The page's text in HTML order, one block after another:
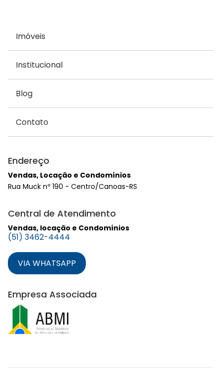
Imóveis
Institucional
Blog
Contato
Endereço
Vendas, Locação e Condomínios
Rua Muck nº 190 - Centro/Canoas-RS
Central de Atendimento
Vendas, locação e Condomínios
(51) 3462-4444
VIA WHATSAPP
Empresa Associada